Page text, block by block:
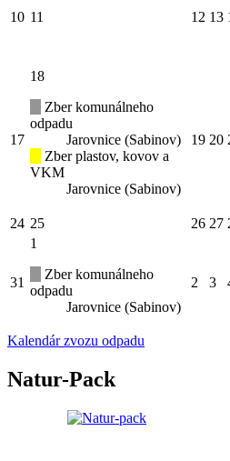
10 11 12 13
17
18
Zber komunálneho
odpadu
Jarovnice (Sabinov)
Zber plastov, kovov a
VKM
Jarovnice (Sabinov)
19 20
24 25 26 27
31
1
Zber komunálneho
odpadu
Jarovnice (Sabinov)
2 3
Kalendár zvozu odpadu
Natur-Pack